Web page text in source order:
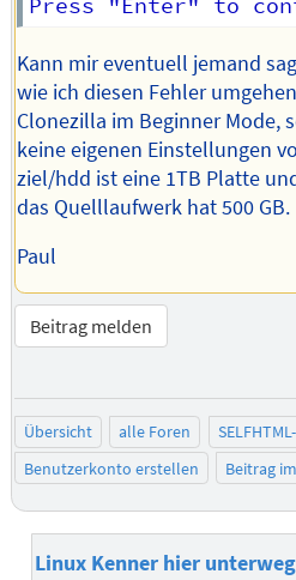
Kann mir eventuell jemand
wie ich diesen Fehler
Clonezilla im Beginner Mode,
keine eigenen Einstellungen
ziel/hdd ist eine 1TB Platte
das Quelllaufwerk hat 500 GB.
Paul
Beitrag melden
Übersicht alle Foren
Benutzerkonto erstellen
Beitrag
Linux Kenner hier